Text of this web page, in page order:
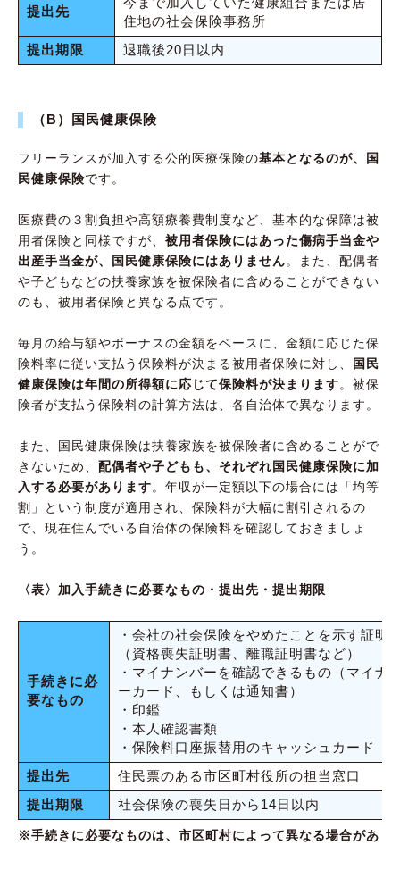
提出先
住地の社会保険事務所
提出期限
退職後20日以内
（B）国民健康保険
フリーランスが加入する公的医療保険の基本となるのが、国
民健康保険です。
医療費の３割負担や高額療養費制度など、基本的な保障は被
用者保険と同様ですが、 被用者保険にはあった傷病手当金や
出産手当金が、国民健康保険にはありません。また、配偶者
や子どもなどの扶養家族を被保険者に含めることができない
のも、被用者保険と異なる点です。
毎月の給与額やボーナスの金額をベースに、金額に応じた保
険料率に従い支払う保険料が決まる被用者保険に対し、
国民
健康保険は年間の所得額に応じて保険料が決まります。被保
険者が支払う保険料の計算方法は、各自治体で異なります。
また、国民健康保険は扶養家族を被保険者に含めることがで
きないため、 配偶者や子どもも、それぞれ国民健康保険に加
入する必要があります。年収が一定額以下の場合には「均等
割」という制度が適用され、保険料が大幅に割引されるの
で、現在住んでいる自治体の保険料を確認しておきましょ
う。
〈表〉加入手続きに必要なもの・提出先・提出期限
手続きに必
要なもの
・会社の社会保険をやめたことを示す証明
（資格喪失証明書、離職証明書など）
・マイナンバーを確認できるもの（マイナ
ーカード、もしくは通知書）
・印鑑
・本人確認書類
・保険料口座振替用のキャッシュカード
提出先
住民票のある市区町村役所の担当窓口
提出期限
社会保険の喪失日から14日以内
※手続きに必要なものは、市区町村によって異なる場合があり